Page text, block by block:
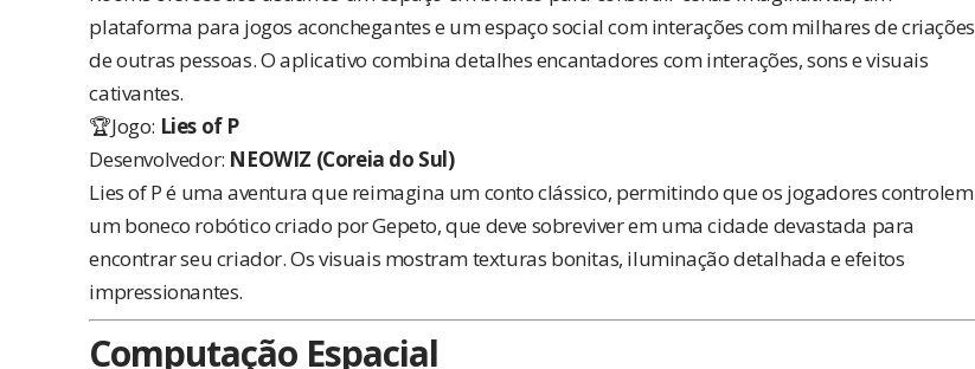
plataforma para jogos aconchegantes e um espaço social com interações com milhares de criações
de outras pessoas. O aplicativo combina detalhes encantadores com interações, sons e visuais
cativantes.
🏆Jogo: Lies of P
Desenvolvedor: NEOWIZ (Coreia do Sul)
Lies of P é uma aventura que reimagina um conto clássico, permitindo que os jogadores controlem
um boneco robótico criado por Gepeto, que deve sobreviver em uma cidade devastada para
encontrar seu criador. Os visuais mostram texturas bonitas, iluminação detalhada e efeitos
impressionantes.
Computação Espacial